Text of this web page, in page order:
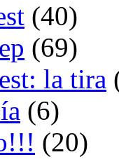
(40)
(69)
la tira
(6)
(20)